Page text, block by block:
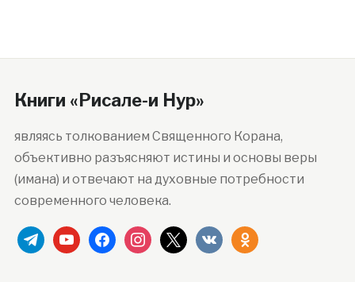
Книги «Рисале-и Нур»
являясь толкованием Священного Корана,
объективно разъясняют истины и основы веры
(имана) и отвечают на духовные потребности
современного человека.
telegramyoutubefacebookinstagram
x vkontakteodnoklassniki